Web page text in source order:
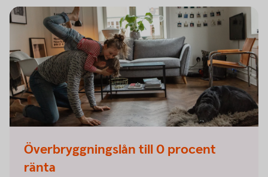
Överbryggningslån till 0 procent
ränta